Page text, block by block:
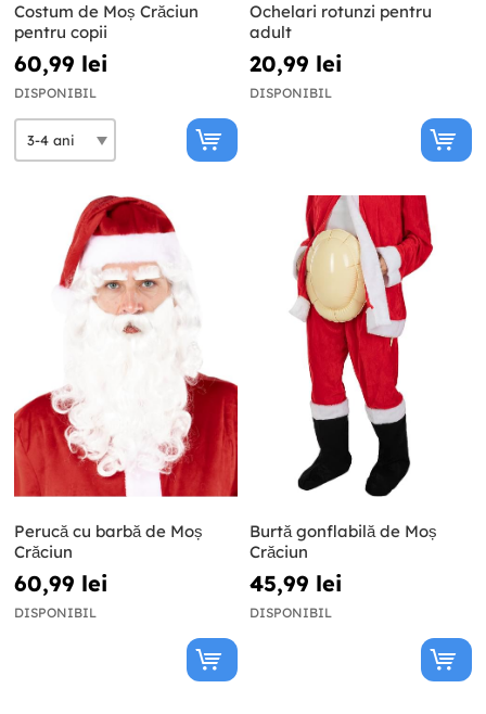
Costum de Moș Crăciun
pentru copii
60,99 lei
DISPONIBIL
Ochelari rotunzi pentru
adult
20,99 lei
DISPONIBIL
Perucă cu barbă de Moș
Crăciun
60,99 lei
DISPONIBIL
Burtă gonflabilă de Moș
Crăciun
45,99 lei
DISPONIBIL